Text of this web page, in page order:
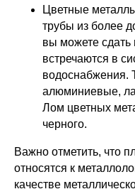
Цветные
трубы из более
вы можете сдать
встречаются в
водоснабжения.
алюминиевые,
Лом цветных
черного.
Важно отметить, что
относятся к
качестве